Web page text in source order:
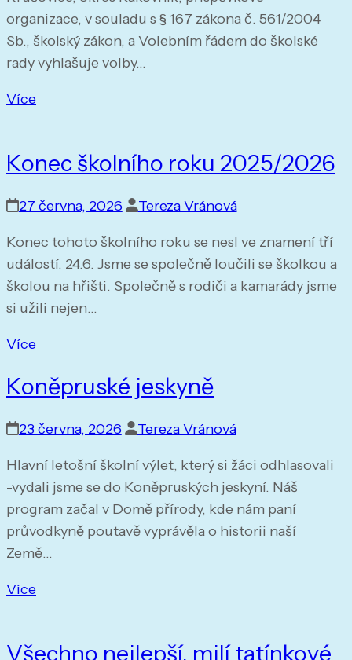
organizace, v souladu s § 167 zákona č. 561/2004
Sb., školský zákon, a Volebním řádem do školské
rady vyhlašuje volby…
Více
Konec školního roku 2025/2026
27 června, 2026 Tereza Vránová
Konec tohoto školního roku se nesl ve znamení tří
událostí. 24.6. Jsme se společně loučili se školkou a
školou na hřišti. Společně s rodiči a kamarády jsme
si užili nejen…
Více
Koněpruské jeskyně
23 června, 2026 Tereza Vránová
Hlavní letošní školní výlet, který si žáci odhlasovali
-vydali jsme se do Koněpruských jeskyní. Náš
program začal v Domě přírody, kde nám paní
průvodkyně poutavě vyprávěla o historii naší
Země…
Více
Všechno nejlepší, milí tatínkové